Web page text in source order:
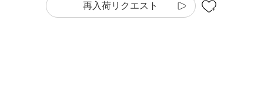
再入荷リクエスト